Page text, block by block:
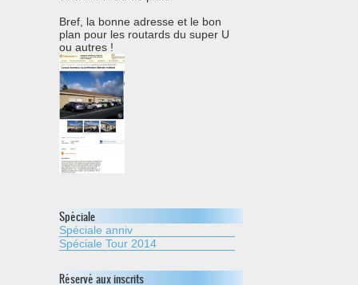
Bref, la bonne adresse et le bon
plan pour les routards du super U
ou autres !
Spéciale
Spéciale anniv
Spéciale Tour 2014
Réservé aux inscrits